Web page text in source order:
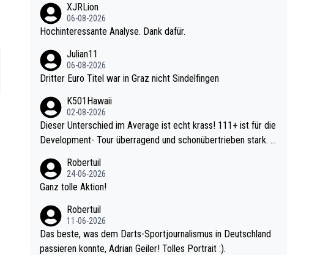
XJRLion
06-08-2026
Hochinteressante Analyse. Dank dafür.
Julian11
06-08-2026
Dritter Euro Titel war in Graz nicht Sindelfingen
K501Hawaii
02-08-2026
Dieser Unterschied im Average ist echt krass! 111+ ist für die
Development- Tour überragend und schonübertrieben stark. U
e mal 40+ erst recht. Da gewinnst keinen Blumentopf - ist ja n
och krasser wie ein Pokalspiel eines Kreisligisten vs einem Bu
Robertuil
24-06-2026
Ganz tolle Aktion!
Robertuil
11-06-2026
Das beste, was dem Darts-Sportjournalismus in Deutschland
passieren konnte, Adrian Geiler! Tolles Portrait :).